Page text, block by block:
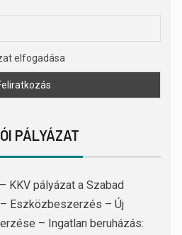
elfogadása
PÁLYÁZAT
KKV pályázat a Szabad
Eszközbeszerzés – Új
– Ingatlan beruházás: